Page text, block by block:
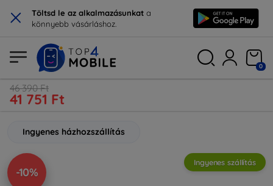
× Töltsd le az alkalmazásunkat a
könnyebb vásárláshoz.
0
46 390 Ft
41 751 Ft
Ingyenes házhozszállítás
-10%
Ingyenes szállítás